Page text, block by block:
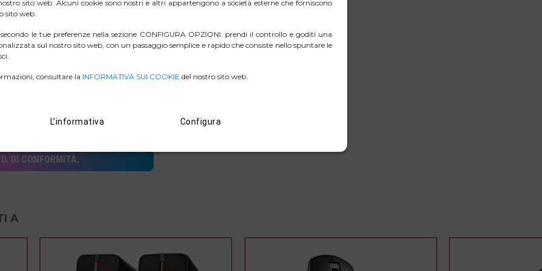
migliore presa con lo scorrimento e 5 pulsanti.
risparmio energetico.
ZIP IMMAGINI
D. DI CONFORMITÀ.
A
sito web. Alcuni cookie sono nostri e altri appartengono a società esterne che forniscono
sito web.
le tue preferenze nella sezione CONFIGURA OPZIONI: prendi il controllo e goditi una
sul nostro sito web, con un passaggio semplice e rapido che consiste nello spuntare le
consultare la INFORMATIVA SUI COOKIE del nostro sito web.
L’informativa Configura